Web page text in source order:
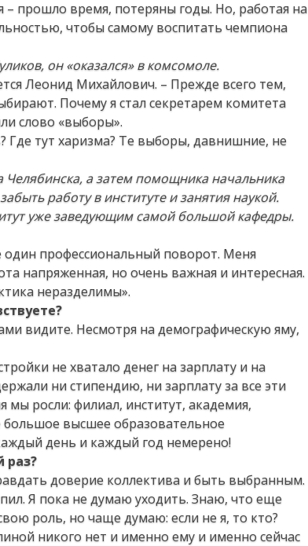
– прошло время, потеряны годы. Но, работая на
чтобы самому воспитать чемпиона
он «оказался» в комсомоле.
Леонид Михайлович. – Прежде всего тем,
Почему я стал секретарем комитета
слово «выборы».
Где тут харизма? Те выборы, давнишние, не
а затем помощника начальника
работу в институте и занятия наукой.
уже заведующим самой большой кафедры.
один профессиональный поворот. Меня
напряженная, но очень важная и интересная.
неразделимы».
видите. Несмотря на демографическую яму,
не хватало денег на зарплату и на
ни стипендию, ни зарплату за все эти
росли: филиал, институт, академия,
большое высшее образовательное
день и каждый год немерено!
раз?
доверие коллектива и быть выбранным.
Я пока не думаю уходить. Знаю, что еще
роль, но чаще думаю: если не я, то кто?
никого нет и именно ему и именно сейчас